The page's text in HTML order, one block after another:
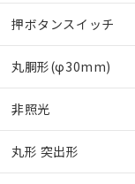
押ボタンスイッチ
丸胴形(φ30mm)
非照光
丸形 突出形